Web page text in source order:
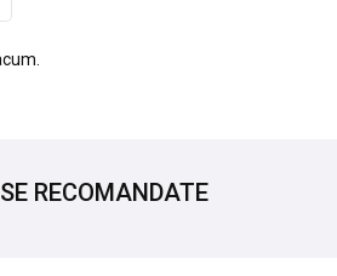
RECOMANDATE